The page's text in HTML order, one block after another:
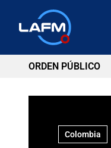
ORDEN PÚBLICO
Colombia